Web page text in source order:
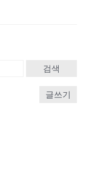
검색
글쓰기